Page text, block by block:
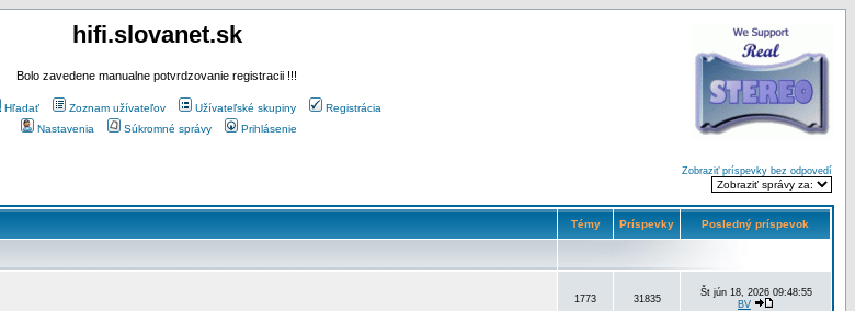
hifi.slovanet.sk
Bolo zavedene manualne potvrdzovanie registracii !!!
Hľadať Zoznam užívateľov Užívateľské skupiny
Registrácia
Nastavenia
Súkromné správy Prihlásenie
Zobraziť príspevky bez odpovedí
Témy Príspevky Posledný príspevok
1773 31835
Št jún 18, 2026 09:48:55
BV